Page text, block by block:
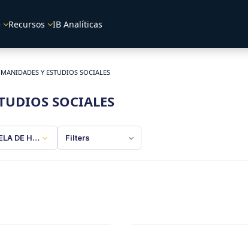
Recursos IB Analíticas
Y ESTUDIOS SOCIALES
SOCIALES
DE HUMANIDADES Y ESTUDIOS SOCIALES
Filters